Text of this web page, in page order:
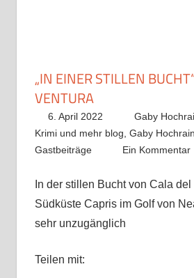
„IN EINER STILLEN
VENTURA
6. April 2022 Gaby
Krimi und mehr blog Gaby
Gastbeiträge
Ein Kommentar
In der stillen Bucht von Cala
Südküste Capris im Golf von
sehr unzugänglich
Teilen mit: